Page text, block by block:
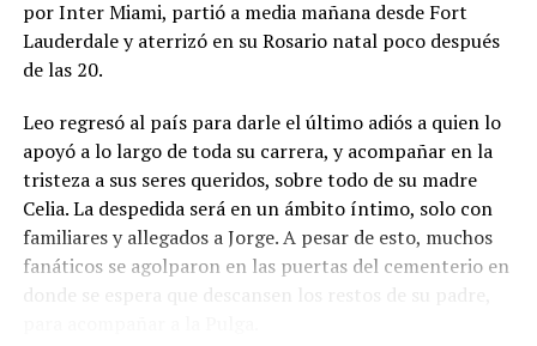
por Inter Miami, partió a media mañana desde Fort
Lauderdale y aterrizó en su Rosario natal poco después
de las 20.
Leo regresó al país para darle el último adiós a quien lo
apoyó a lo largo de toda su carrera, y acompañar en la
tristeza a sus seres queridos, sobre todo de su madre
Celia. La despedida será en un ámbito íntimo, solo con
familiares y allegados a Jorge. A pesar de esto, muchos
fanáticos se agolparon en las puertas del cementerio en
donde se espera que descansen los restos de su padre,